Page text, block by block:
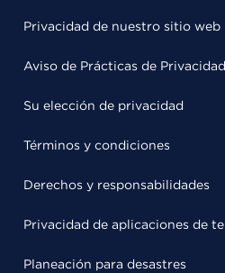
Privacidad de nuestro sitio web
Aviso de Prácticas de Privacidad
Su elección de privacidad
Términos y condiciones
Derechos y responsabilidades
Privacidad de aplicaciones de
Planeación para desastres